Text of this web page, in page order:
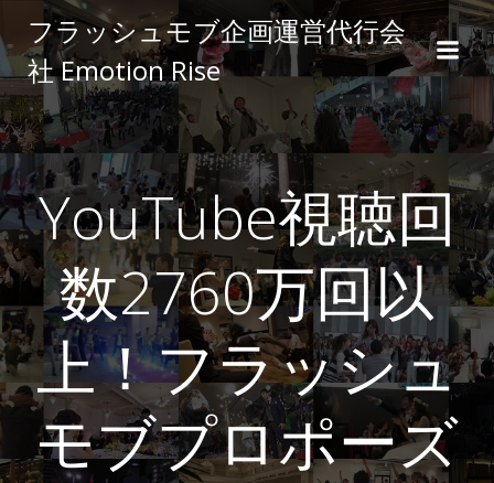
ン
テ
ツ
へ
ス
キ
ッ
プ
フラッシュモブ企画運営代行会
社 Emotion Rise
YouTube視聴回
数2760万回以
上！フラッシュ
モブプロポーズ